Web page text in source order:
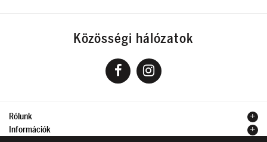
Közösségi hálózatok
Rólunk
Információk